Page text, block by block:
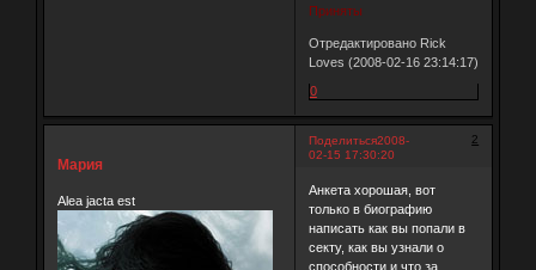
Приняты
Отредактировано Rick
Loves (2008-02-16 23:14:17)
0
Поделиться 2
2008-
02-15 17:30:20
Мария
Alea jacta est
Анкета хорошая, вот
только в биографию
написать как вы попали в
секту, как вы узнали о
способности и что за